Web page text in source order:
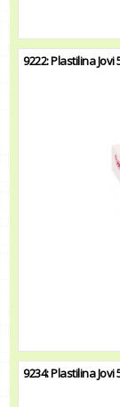
9222: Plastilina Jovi
9234: Plastilina